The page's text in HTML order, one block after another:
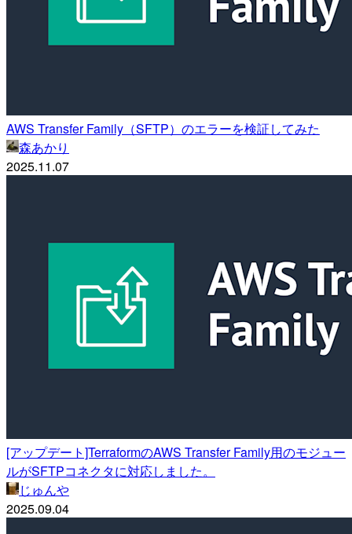
AWS Transfer Family（SFTP）のエラーを検証してみた
森あかり
2025.11.07
[アップデート]TerraformのAWS Transfer Family用のモジュー
ルがSFTPコネクタに対応しました。
じゅんや
2025.09.04